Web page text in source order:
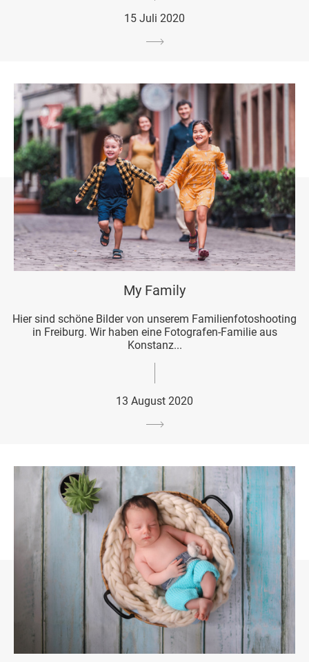
15 Juli 2020
My Family
Hier sind schöne Bilder von unserem Familienfotoshooting
in Freiburg. Wir haben eine Fotografen-Familie aus
Konstanz...
13 August 2020